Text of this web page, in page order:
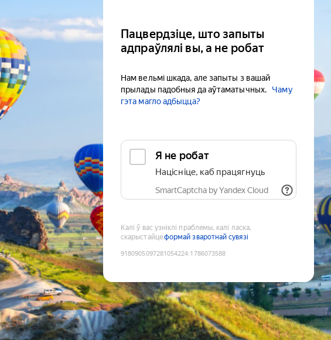
Пацвердзіце, што запыты
адпраўлялі вы, а не робат
Нам вельмі шкада, але запыты з вашай
прылады падобныя да аўтаматычных.
Чаму
гэта магло адбыцца?
Я не робат
Націсніце, каб працягнуць
SmartCaptcha by Yandex Cloud
Калі ў вас узніклі праблемы, калі ласка,
скарыстайцеформай зваротнай сувязі
9180905097281054224:1786073588